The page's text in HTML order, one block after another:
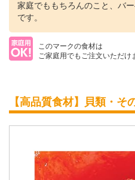
家庭でももちろんのこと、バ
です。
このマークの食材は
ご家庭用でもご注文いただけ
【高品質食材】貝類・そ